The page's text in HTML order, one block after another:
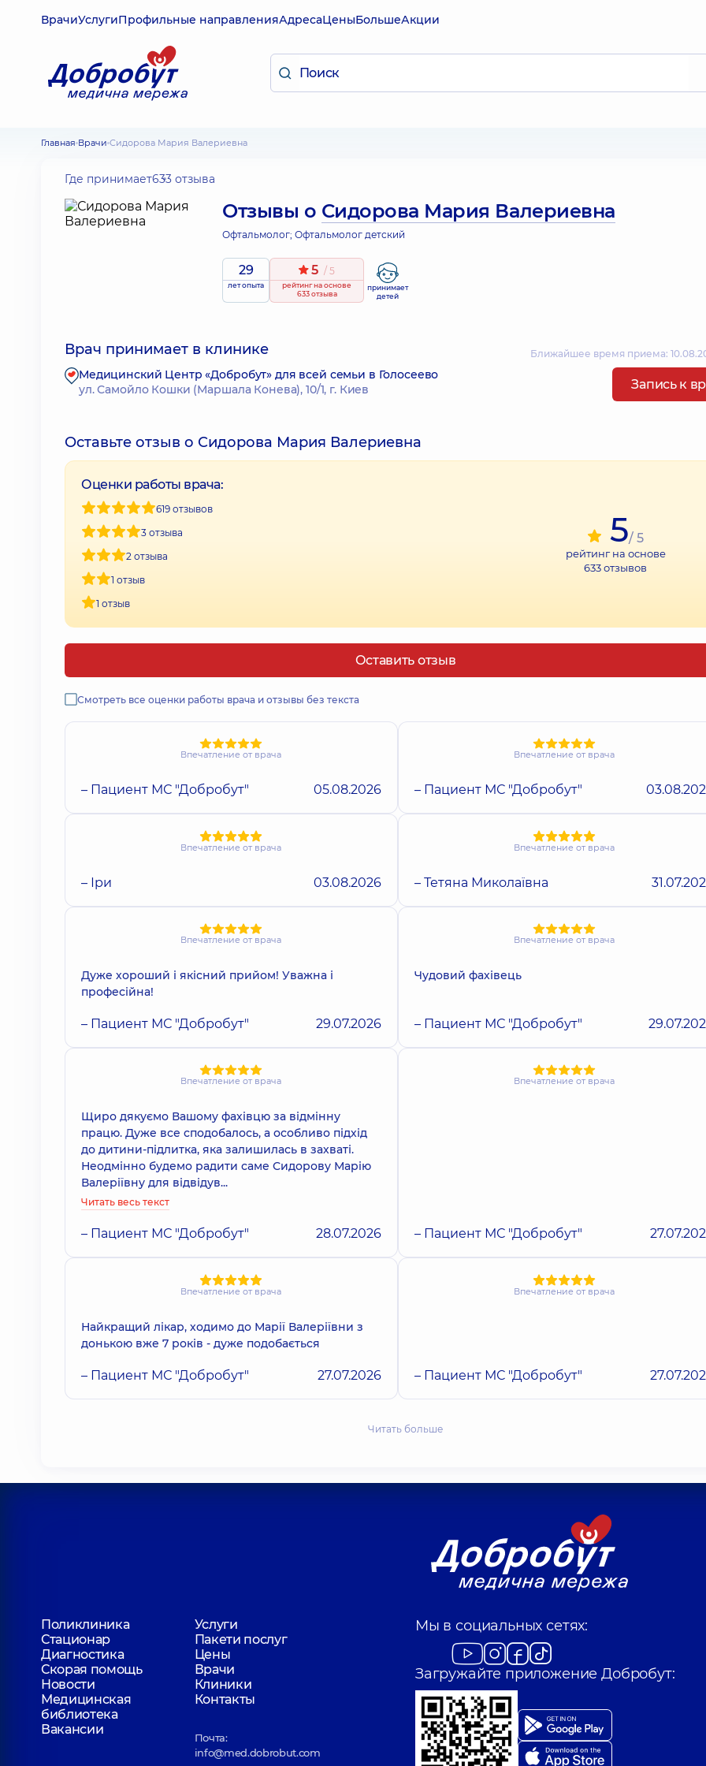
ВрачиУслугиПрофильные направленияАдресаЦеныБольшеАкции
Главная Врачи Сидорова Мария Валериевна
Где принимает633 отзыва
Отзывы о Сидорова Мария Валериевна
Офтальмолог; Офтальмолог детский
29
лет опыта
5 / 5
рейтингна основе
633 отзыва
принимает
детей
Врач принимает в клинике Ближайшее время приема:
Медицинский Центр «Добробут» для всей семьи в Голосеево
ул. Самойло Кошки (Маршала Конева), 10/1, г. Киев
Запись к
Оставьте отзыв о Сидорова Мария Валериевна
Оценки работы врача:
619 отзывов
3 отзыва
2 отзыва
1 отзыв
1 отзыв
5/ 5
рейтинг на основе
633отзывов
Оставить отзыв
Смотреть все оценки работы врача и отзывы без текста
Впечатление от врача
– Пациент МС "Добробут" 05.08.2026
Впечатление от врача
– Пациент МС "Добробут"
Впечатление от врача
– Іри 03.08.2026
Впечатление от врача
– Тетяна Миколаївна
Впечатление от врача
Дуже хороший і якісний прийом! Уважна і
професійна!
– Пациент МС "Добробут" 29.07.2026
Впечатление от врача
Чудовий фахівець
– Пациент МС "Добробут"
Впечатление от врача
Щиро дякуємо Вашому фахівцю за відмінну
працю. Дуже все сподобалось, а особливо підхід
до дитини-підлитка, яка залишилась в захваті.
Неодмінно будемо радити саме Сидорову Марію
Валеріївну для відвідув...
Читать весь текст
– Пациент МС "Добробут" 28.07.2026
Впечатление от врача
– Пациент МС "Добробут"
Впечатление от врача
Найкращий лікар, ходимо до Марії Валеріївни з
донькою вже 7 років - дуже подобається
– Пациент МС "Добробут" 27.07.2026
Впечатление от врача
– Пациент МС "Добробут"
Читать больше
Поликлиника
Услуги
Стационар
Пакети послуг
Диагностика
Цены
Скорая помощь
Врачи
Новости
Клиники
Медицинская
библиотека
Контакты
Вакансии
Почта:
info@med.dobrobut.com
Мы в социальных сетях:
Загружайте приложение Добробут: